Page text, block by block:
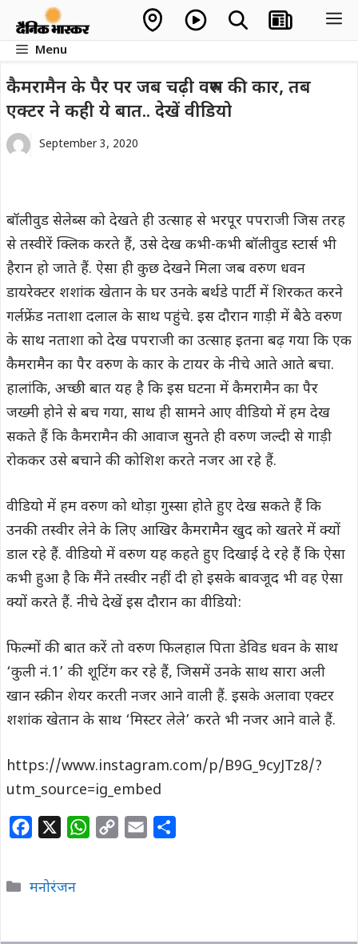
contentMenu
कैमरामैन के पैर पर जब चढ़ी वरुण की कार, तब
एक्टर ने कही ये बात.. देखें वीडियो
September 3, 2020
बॉलीवुड सेलेब्स को देखते ही उत्साह से भरपूर पपराजी जिस तरह
से तस्वीरें क्लिक करते हैं, उसे देख कभी-कभी बॉलीवुड स्टार्स भी
हैरान हो जाते हैं. ऐसा ही कुछ देखने मिला जब वरुण धवन
डायरेक्टर शशांक खेतान के घर उनके बर्थडे पार्टी में शिरकत करने
गर्लफ्रेंड नताशा दलाल के साथ पहुंचे. इस दौरान गाड़ी में बैठे वरुण
के साथ नताशा को देख पपराजी का उत्साह इतना बढ़ गया कि एक
कैमरामैन का पैर वरुण के कार के टायर के नीचे आते आते बचा.
हालांकि, अच्छी बात यह है कि इस घटना में कैमरामैन का पैर
जख्मी होने से बच गया, साथ ही सामने आए वीडियो में हम देख
सकते हैं कि कैमरामैन की आवाज सुनते ही वरुण जल्दी से गाड़ी
रोककर उसे बचाने की कोशिश करते नजर आ रहे हैं.
वीडियो में हम वरुण को थोड़ा गुस्सा होते हुए देख सकते हैं कि
उनकी तस्वीर लेने के लिए आखिर कैमरामैन खुद को खतरे में क्यों
डाल रहे हैं. वीडियो में वरुण यह कहते हुए दिखाई दे रहे हैं कि ऐसा
कभी हुआ है कि मैंने तस्वीर नहीं दी हो इसके बावजूद भी वह ऐसा
क्यों करते हैं. नीचे देखें इस दौरान का वीडियो:
फिल्मों की बात करें तो वरुण फिलहाल पिता डेविड धवन के साथ
‘कुली नं.1’ की शूटिंग कर रहे हैं, जिसमें उनके साथ सारा अली
खान स्क्रीन शेयर करती नजर आने वाली हैं. इसके अलावा एक्टर
शशांक खेतान के साथ ‘मिस्टर लेले’ करते भी नजर आने वाले हैं.
https://www.instagram.com/p/B9G_9cyJTz8/?
utm_source=ig_embed
e
o
W
A
i
Categories
मनोरंजन